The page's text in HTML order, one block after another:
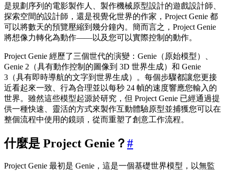
是規劃序列的電影製作人、製作機械原型設計的遊戲設計師、
探索空間的設計師，還是視覺化世界的作家，Project Genie 都
可以將數天的預覽壓縮到幾分鐘內。簡而言之，Project Genie
將想像力轉化為動作——以及您可以實際控制的動作。
Project Genie 經歷了三個世代的演變：Genie（原始模型）、
Genie 2（具有動作控制的圖像到 3D 世界生成）和 Genie
3（具有即時導航的文字到世界生成）。每個步驟都讓您更接
近看起來一致、行為合理並以每秒 24 幀的速度響應您輸入的
世界。雖然這些模型起源於研究，但 Project Genie 已經通過提
供一種快速、靈活的方式來製作互動體驗原型並捕獲您可以在
整個流程中使用的鏡頭，從而重塑了創意工作流程。
什麼是 Project Genie？#
Project Genie 最初是 Genie，這是一個基礎世界模型，以無監